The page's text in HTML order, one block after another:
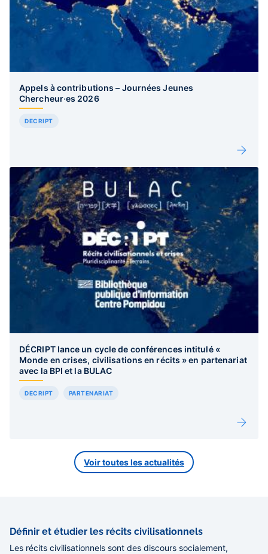
Appels à contributions – Journées Jeunes
Chercheur·es 2026
DECRIPT
DÉCRIPT lance un cycle de conférences intitulé «
Monde en crises, civilisations en récits » en partenariat
avec la BPI et la BULAC
DECRIPT PARTENARIAT
Voir toutes les actualités
Définir et étudier les récits civilisationnels
Les récits civilisationnels sont des discours socialement,